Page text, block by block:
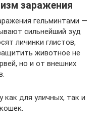
заражения
гельминтами —
сильнейший зуд
личинки глистов,
животное не
но и от внешних
как для уличных, так и